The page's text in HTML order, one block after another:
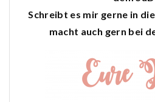
Schreibt es mir gerne in
macht auch gern bei